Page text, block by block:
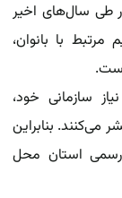
طی سال‌های اخیر
با بانوان،
سازمانی خود،
می‌کنند. بنابراین
رسمی استان محل